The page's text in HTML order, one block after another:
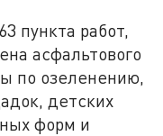
пункта работ,
асфальтового
по озеленению,
детских
форм и